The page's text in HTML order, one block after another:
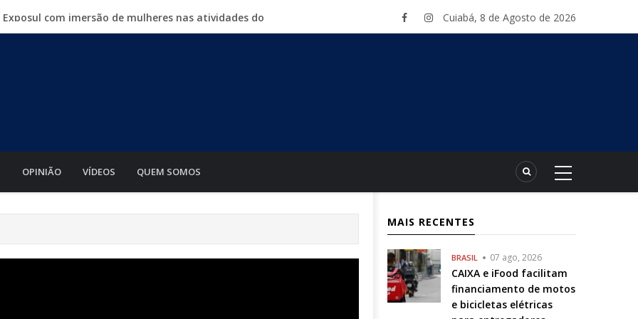
com imersão de mulheres nas atividades do
crimes digitais contra menores
de motos e bicicletas elétricas para entregadores
Cuiabá, 8 de Agosto de 2026
OPINIÃO VÍDEOS QUEM SOMOS
MAIS RECENTES
BRASIL 07 ago, 2026
CAIXA e iFood facilitam
financiamento de motos
e bicicletas elétricas